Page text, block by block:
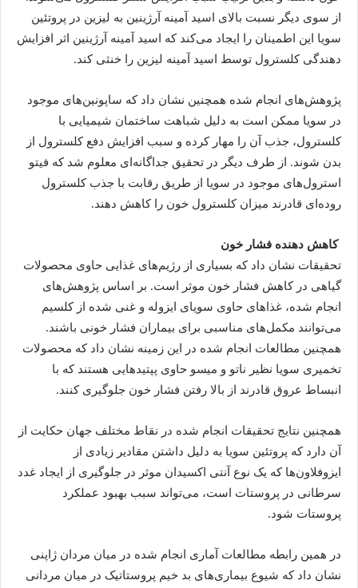
از سوی دیگر نسبت بالای اسید آمینه آرژینین به لیزین در پروتئین
سویا این اطمینان را ایجاد می‌کند که اسید آمینه آرژینین اثر افزایش
دهندگی کلسترول توسط اسید آمینه لیزین را خنثی کند.
پژوهش‌های انجام شده همچنین نشان داد که ساپونین‌های موجود
در سویا ممکن است به دلیل شباهت ساختمان شیمیایی با
کلسترول، جذب آن را مهار کرده و سبب افزایش دفع کلسترول از
بدن شوند. از طرف دیگر در تحقیق جداگانه‌ای معلوم شد که فیتو
استرول‌های موجود در سویا از طریق رقابت با جذب کلسترول
روده‌ای قادرند میزان کلسترول خون را کاهش دهند.
کاهش دهنده فشار خون
تحقیقات نشان داد که بسیاری از رژیم‌های غذایی حاوی محصولات
گیاهی در کاهش فشار خون موثر است. بر اساس پژوهش‌های
انجام شده، غذاهای حاوی سویای ایزوله و غنی شده از کلسیم
می‌توانند مکمل‌های مناسبی برای بیماران فشار خونی باشند.
همچنین مطالعات انجام شده در این زمینه نشان داد که محصولات
تخمیری سویا نظیر ناتو و میسو حاوی پپتیدهایی هستند که با
انبساط عروق قادرند از بالا رفتن فشار خون جلوگیری کنند.
همچنین نتایج تحقیقات انجام شده در نقاط مختلف جهان حکایت از
آن دارد که پروتئین سویا به دلیل داشتن مقادیر زیادی از
ایزوفلاون‌ها که یک نوع آنتی اکسیدان موثر در جلوگیری از ایجاد غدد
سرطانی در پروستات است، می‌تواند سبب بهبود عملکرد
پروستات شود.
در همین رابطه مطالعات آماری انجام شده در میان مردان ژاپنی
نشان داد که شیوع بیماری‌های بد خیم پروستاتیک در میان مردانی